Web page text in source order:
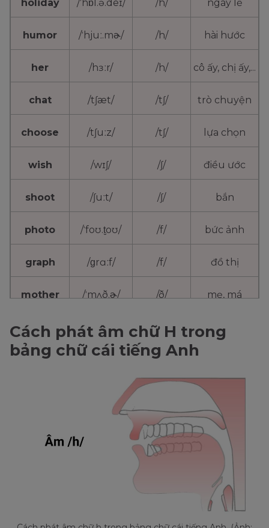
holiday /ˈhɒl.ə.deɪ/ /h/ ngày lễ
humor /ˈhjuː.mɚ/ /h/ hài hước
her /hɜːr/ /h/ cô ấy, chị ấy,...
chat /tʃæt/ /tʃ/ trò chuyện
choose /tʃuːz/ /tʃ/ lựa chọn
wish /wɪʃ/ /ʃ/ điều ước
shoot /ʃuːt/ /ʃ/ bắn
photo /ˈfoʊ.t̬oʊ/ /f/ bức ảnh
graph /ɡrɑːf/ /f/ đồ thị
mother /ˈmʌð.ɚ/ /ð/ mẹ, má
theater /ˈθiː.ə.t̬ɚ/ /θ/ nhà hát
Cách phát âm chữ H trong
bảng chữ cái tiếng Anh